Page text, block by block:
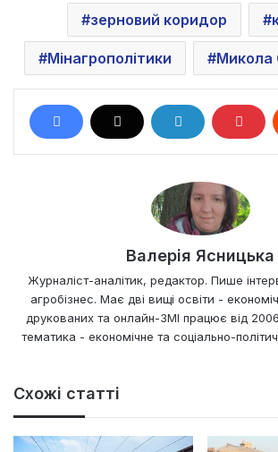
зерновий коридор
Мінагрополітики Микола
Валерія Ясницька
Журналіст-аналітик, редактор. Пише
агробізнес. Має дві вищі освіти -
друкованих та онлайн-ЗМІ працює від
тематика - економічне та соціально-
Схожі статті